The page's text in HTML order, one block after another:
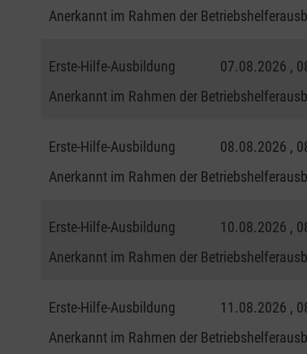
Anerkannt im Rahmen der
Erste-Hilfe-Ausbildung 07.08.2026 ,
Anerkannt im Rahmen der
Erste-Hilfe-Ausbildung 08.08.2026 ,
Anerkannt im Rahmen der
Erste-Hilfe-Ausbildung 10.08.2026 ,
Anerkannt im Rahmen der
Erste-Hilfe-Ausbildung 11.08.2026 ,
Anerkannt im Rahmen der